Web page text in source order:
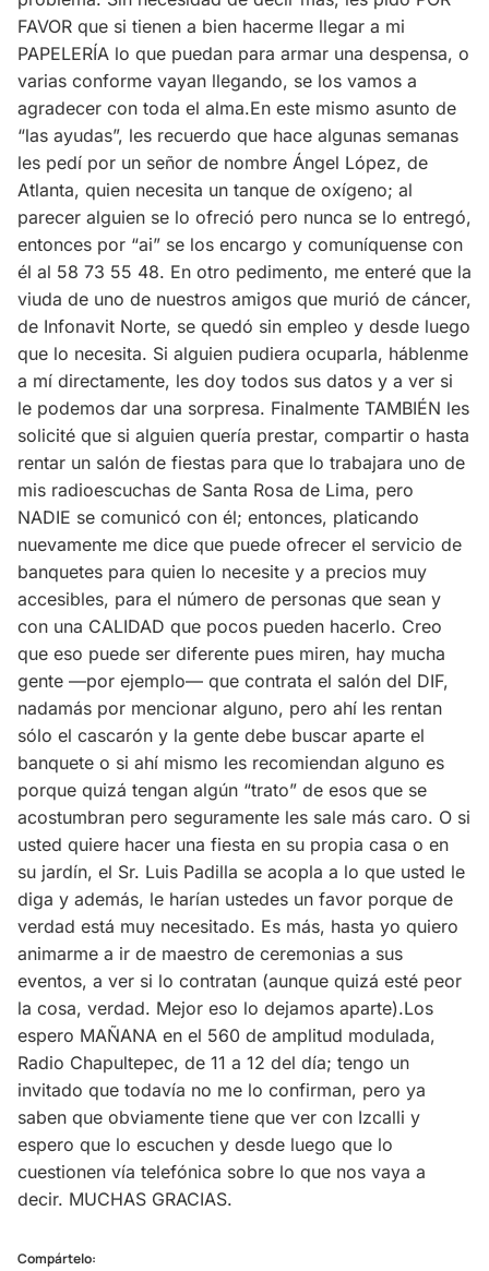
FAVOR que si tienen a bien hacerme llegar a mi
PAPELERÍA lo que puedan para armar una despensa, o
varias conforme vayan llegando, se los vamos a
agradecer con toda el alma.En este mismo asunto de
“las ayudas”, les recuerdo que hace algunas semanas
les pedí por un señor de nombre Ángel López, de
Atlanta, quien necesita un tanque de oxígeno; al
parecer alguien se lo ofreció pero nunca se lo entregó,
entonces por “ai” se los encargo y comuníquense con
él al 58 73 55 48. En otro pedimento, me enteré que la
viuda de uno de nuestros amigos que murió de cáncer,
de Infonavit Norte, se quedó sin empleo y desde luego
que lo necesita. Si alguien pudiera ocuparla, háblenme
a mí directamente, les doy todos sus datos y a ver si
le podemos dar una sorpresa. Finalmente TAMBIÉN les
solicité que si alguien quería prestar, compartir o hasta
rentar un salón de fiestas para que lo trabajara uno de
mis radioescuchas de Santa Rosa de Lima, pero
NADIE se comunicó con él; entonces, platicando
nuevamente me dice que puede ofrecer el servicio de
banquetes para quien lo necesite y a precios muy
accesibles, para el número de personas que sean y
con una CALIDAD que pocos pueden hacerlo. Creo
que eso puede ser diferente pues miren, hay mucha
gente —por ejemplo— que contrata el salón del DIF,
nadamás por mencionar alguno, pero ahí les rentan
sólo el cascarón y la gente debe buscar aparte el
banquete o si ahí mismo les recomiendan alguno es
porque quizá tengan algún “trato” de esos que se
acostumbran pero seguramente les sale más caro. O si
usted quiere hacer una fiesta en su propia casa o en
su jardín, el Sr. Luis Padilla se acopla a lo que usted le
diga y además, le harían ustedes un favor porque de
verdad está muy necesitado. Es más, hasta yo quiero
animarme a ir de maestro de ceremonias a sus
eventos, a ver si lo contratan (aunque quizá esté peor
la cosa, verdad. Mejor eso lo dejamos aparte).Los
espero MAÑANA en el 560 de amplitud modulada,
Radio Chapultepec, de 11 a 12 del día; tengo un
invitado que todavía no me lo confirman, pero ya
saben que obviamente tiene que ver con Izcalli y
espero que lo escuchen y desde luego que lo
cuestionen vía telefónica sobre lo que nos vaya a
decir. MUCHAS GRACIAS.
Compártelo: